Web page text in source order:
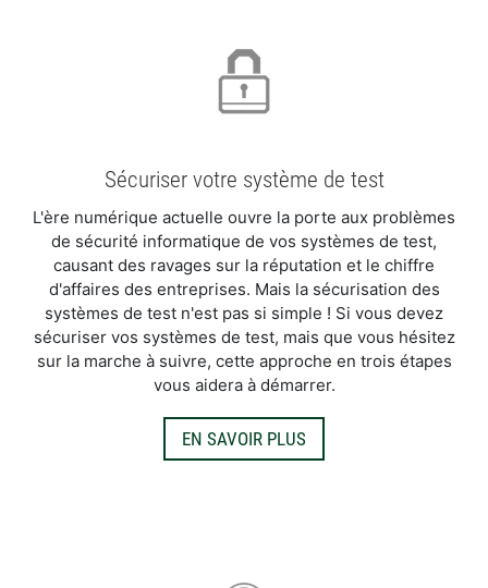
Sécuriser votre système de test
L'ère numérique actuelle ouvre la porte aux problèmes
de sécurité informatique de vos systèmes de test,
causant des ravages sur la réputation et le chiffre
d'affaires des entreprises. Mais la sécurisation des
systèmes de test n'est pas si simple ! Si vous devez
sécuriser vos systèmes de test, mais que vous hésitez
sur la marche à suivre, cette approche en trois étapes
vous aidera à démarrer.
EN SAVOIR PLUS